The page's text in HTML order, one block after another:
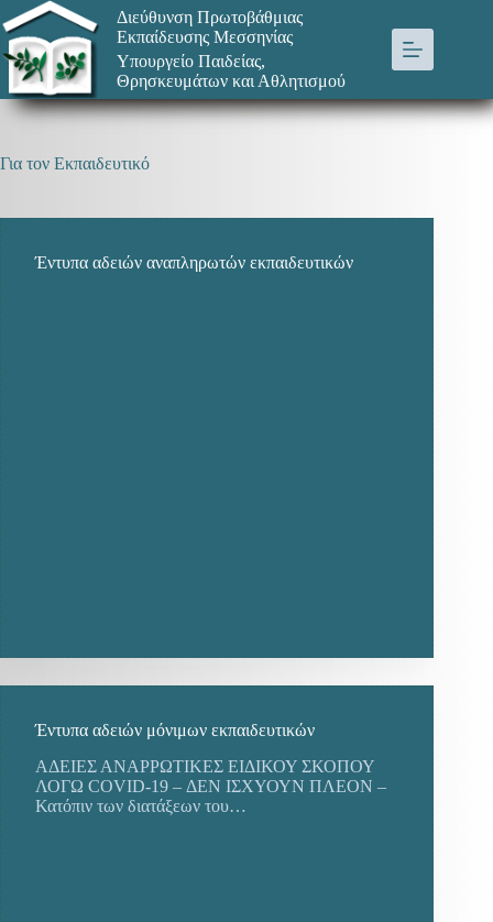
Μετάβαση
στο
περιεχόμενο
Διεύθυνση Πρωτοβάθμιας
Εκπαίδευσης Μεσσηνίας
Υπουργείο Παιδείας,
Θρησκευμάτων και Αθλητισμού
Για τον Εκπαιδευτικό
Έντυπα αδειών αναπληρωτών εκπαιδευτικών
Έντυπα αδειών μόνιμων εκπαιδευτικών
ΑΔΕΙΕΣ ΑΝΑΡΡΩΤΙΚΕΣ ΕΙΔΙΚΟΥ ΣΚΟΠΟΥ
ΛΟΓΩ COVID-19 – ΔΕΝ ΙΣΧΥΟΥΝ ΠΛΕΟΝ –
Κατόπιν των διατάξεων του…